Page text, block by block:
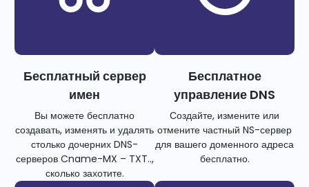
Бесплатный сервер
имен
Вы можете бесплатно
создавать, изменять и удалять
столько дочерних DNS-
серверов Cname-MX – TXT..,
сколько захотите.
Бесплатное
управление DNS
Создайте, измените или
отмените частный NS-сервер
для вашего доменного адреса
бесплатно.